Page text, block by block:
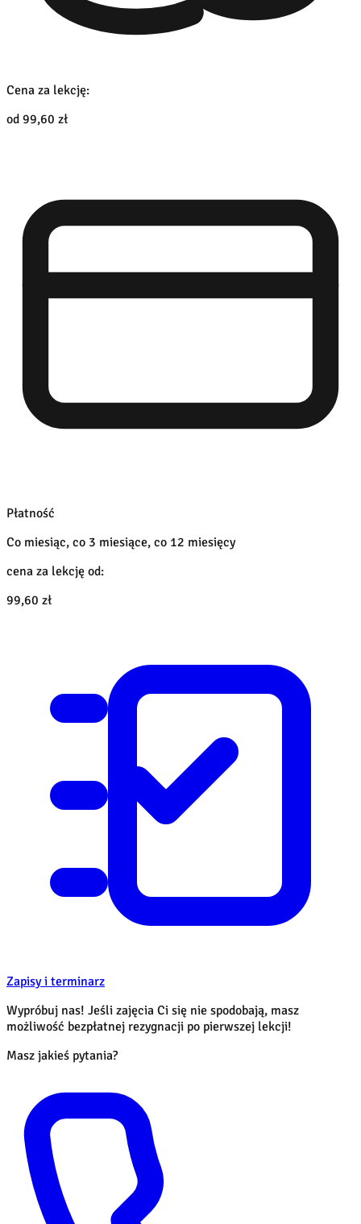
Cena za lekcję:
od 99,60 zł
Płatność
Co miesiąc, co 3 miesiące, co 12 miesięcy
cena za lekcję od:
99,60 zł
Zapisy i terminarz
Wypróbuj nas! Jeśli zajęcia Ci się nie spodobają, masz
możliwość bezpłatnej rezygnacji po pierwszej lekcji!
Masz jakieś pytania?